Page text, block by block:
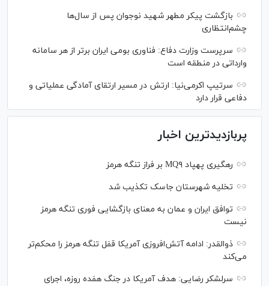
بازگشت پیکر مطهر شهید نوجوان پس از سال‌ها
چشم‌انتظاری
سرپرست وزارت دفاع: فناوری بومی ایران برتر از هر سامانه
وارداتی در منطقه است
سرتیپ اکرمی‌نیا: ارتش در مسیر ارتقای آمادگی عملیاتی و
دفاعی قرار دارد
پربازدیدترین اخبار
رهگیری پهپاد MQ۹ بر فراز تنگه هرمز
تخلیه شهرستان جاسک تکذیب شد
توافق ایران و عمان به معنای بازگشایی فوری تنگه هرمز
نیست
ذوالقدر: ادامه آتش‌افروزی آمریکا قفل تنگه هرمز را محکم‌تر
می‌کند
سرلشکر رضایی: هدف آمریکا در جنگ هفده روزه، اجرای